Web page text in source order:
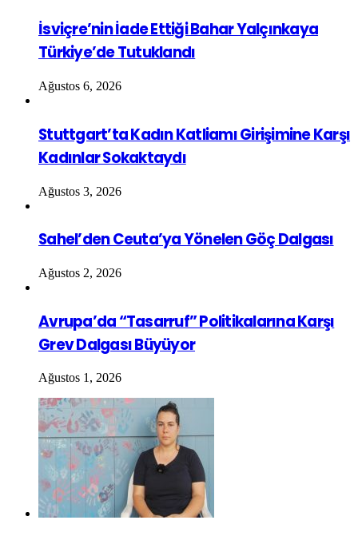
İsviçre’nin İade Ettiği Bahar Yalçınkaya
Türkiye’de Tutuklandı
Ağustos 6, 2026
Stuttgart’ta Kadın Katliamı Girişimine Karşı
Kadınlar Sokaktaydı
Ağustos 3, 2026
Sahel’den Ceuta’ya Yönelen Göç Dalgası
Ağustos 2, 2026
Avrupa’da “Tasarruf” Politikalarına Karşı
Grev Dalgası Büyüyor
Ağustos 1, 2026